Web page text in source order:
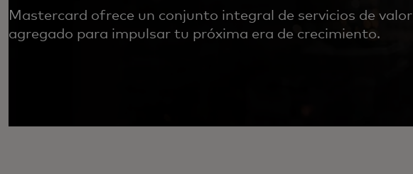
Mastercard ofrece un conjunto integral de servicios de valor
agregado para impulsar tu próxima era de crecimiento.